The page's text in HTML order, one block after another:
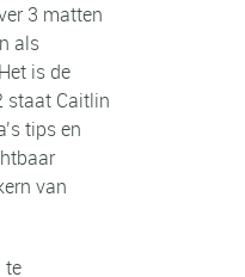
3 matten
als
is de
staat Caitlin
tips en
van
te